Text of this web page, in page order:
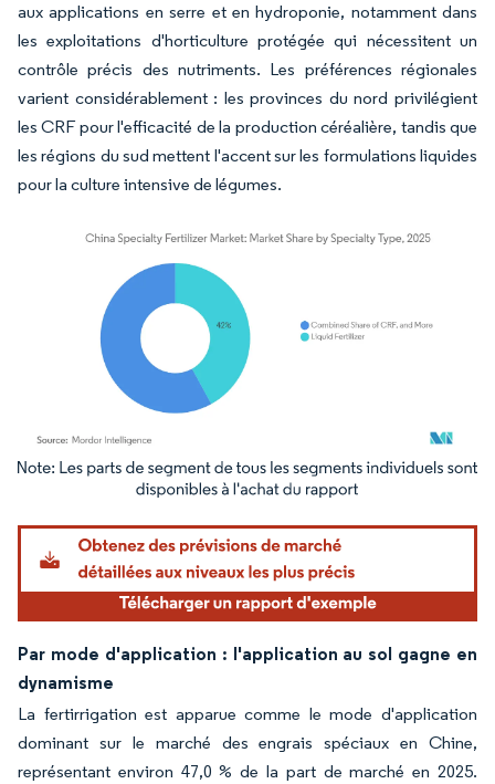
aux applications en serre et en hydroponie, notamment dans
les exploitations d'horticulture protégée qui nécessitent un
contrôle précis des nutriments. Les préférences régionales
varient considérablement : les provinces du nord privilégient
les CRF pour l'efficacité de la production céréalière, tandis que
les régions du sud mettent l'accent sur les formulations liquides
pour la culture intensive de légumes.
Image © Mordor Intelligence. La réutilisation nécessite une attribution sous CC BY
Par mode d'application : l'application au sol gagne en
dynamisme
La fertirrigation est apparue comme le mode d'application
dominant sur le marché des engrais spéciaux en Chine,
représentant environ 47,0 % de la part de marché en 2025.